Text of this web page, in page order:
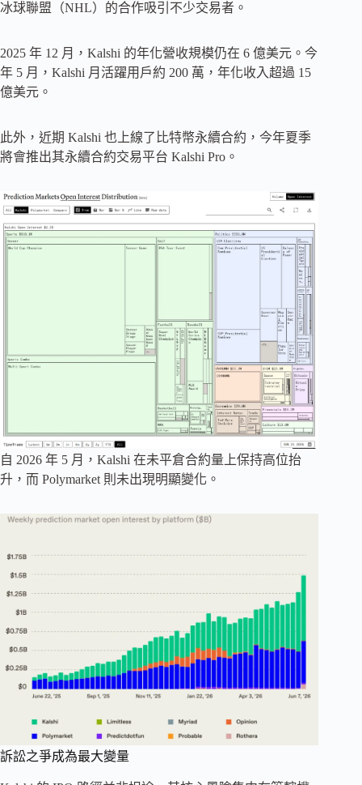
冰球聯盟（NHL）的合作吸引不少交易者。
2025 年 12 月，Kalshi 的年化營收規模仍在 6 億美元。今
年 5 月，Kalshi 月活躍用戶約 200 萬，年化收入超過 15
億美元。
此外，近期 Kalshi 也上線了比特幣永續合約，今年夏季
將會推出其永續合約交易平台 Kalshi Pro。
自 2026 年 5 月，Kalshi 在未平倉合約量上保持高位抬
升，而 Polymarket 則未出現明顯變化。
訴訟之爭成為最大變量